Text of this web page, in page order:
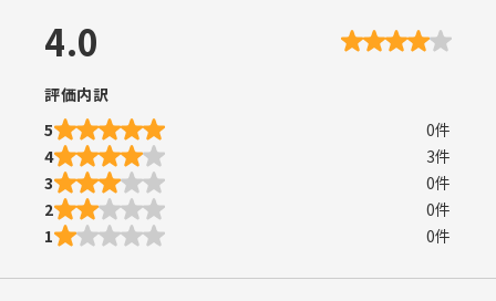
4.0
評価内訳
5
0件
4
3件
3
0件
2
0件
1
0件